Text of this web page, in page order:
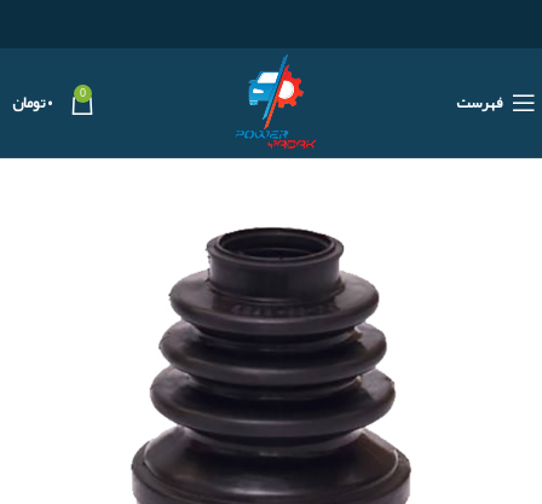
فهرست 0 ۰تومان